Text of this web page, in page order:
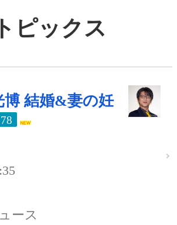
ピックス
博 結婚&妻の妊
78
ース